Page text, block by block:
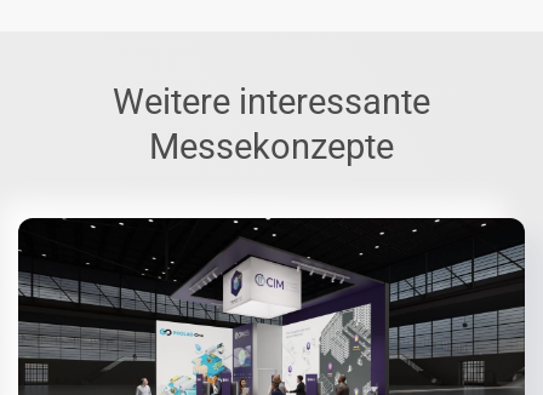
Weitere interessante
Messekonzepte